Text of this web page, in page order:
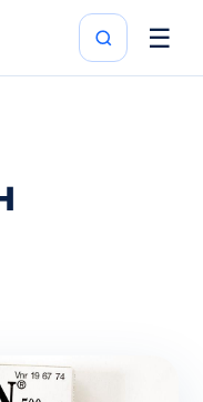
☰